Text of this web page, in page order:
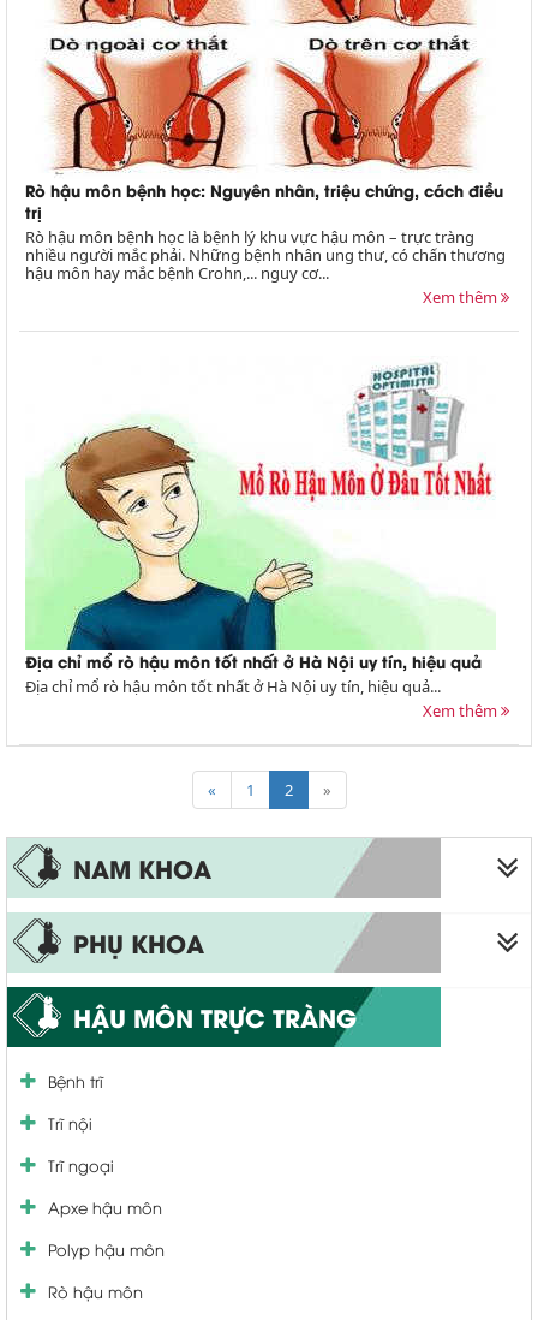
Rò hậu môn bệnh học: Nguyên nhân, triệu chứng, cách điều
trị
Rò hậu môn bệnh học là bệnh lý khu vực hậu môn – trực tràng
nhiều người mắc phải. Những bệnh nhân ung thư, có chấn thương
hậu môn hay mắc bệnh Crohn,... nguy cơ...
Xem thêm
Địa chỉ mổ rò hậu môn tốt nhất ở Hà Nội uy tín, hiệu quả
Địa chỉ mổ rò hậu môn tốt nhất ở Hà Nội uy tín, hiệu quả...
Xem thêm
« 1 2 »
NAM KHOA
Liệt dương
Xuất tinh sớm
Bao quy đầu
PHỤ KHOA
Viêm phụ khoa
Viêm vùng chậu
Viêm ống dẫn trứng
Viêm âm đạo
Viêm lộ tuyến cổ tử cung
U xơ cổ tử cung
Rối loạn kinh nguyệt
Khí hư bất thường
HẬU MÔN TRỰC TRÀNG
Bệnh trĩ
Trĩ nội
Trĩ ngoại
Apxe hậu môn
Polyp hậu môn
Rò hậu môn